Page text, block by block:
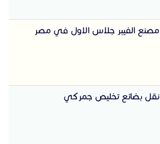
مصنع الفيبر جلاس الاول في مصر
نقل بضائع تخليص جمركي